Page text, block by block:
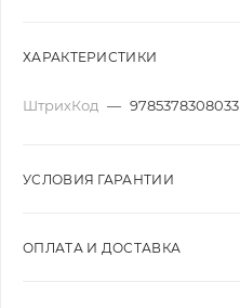
ХАРАКТЕРИСТИКИ
ШтрихКод — 9785378308033
УСЛОВИЯ ГАРАНТИИ
ОПЛАТА И ДОСТАВКА